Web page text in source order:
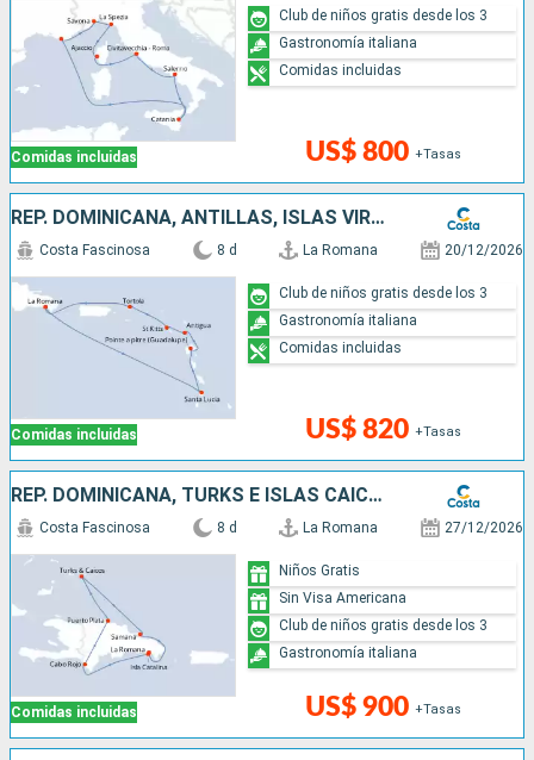
Comidas incluidas US$ 800 +Tasas
Club de niños gratis desde los 3
Gastronomía italiana
Comidas incluidas
REP. DOMINICANA, ANTILLAS, ISLAS VÍRGENES
Comidas incluidas
Costa Fascinosa 8 d La Romana 20/12/2026
US$ 820 +Tasas
Club de niños gratis desde los 3
Gastronomía italiana
Comidas incluidas
REP. DOMINICANA, TURKS E ISLAS CAICOS
Comidas incluidas
Costa Fascinosa 8 d La Romana 27/12/2026
US$ 900 +Tasas
Niños Gratis
Sin Visa Americana
Club de niños gratis desde los 3
Gastronomía italiana